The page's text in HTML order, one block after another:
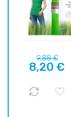
Базовая
цена
9,88 €Цена
8,20 €